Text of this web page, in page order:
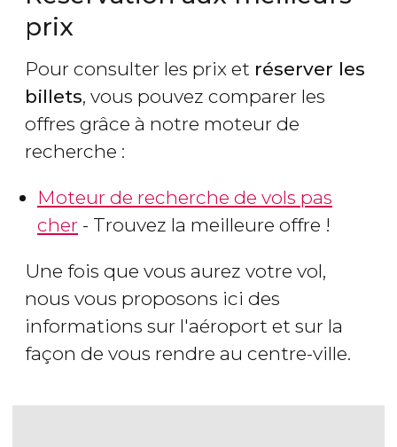
prix
Pour consulter les prix et réserver les
billets, vous pouvez comparer les
offres grâce à notre moteur de
recherche :
Moteur de recherche de vols pas
cher - Trouvez la meilleure offre !
Une fois que vous aurez votre vol,
nous vous proposons ici des
informations sur l'aéroport et sur la
façon de vous rendre au centre-ville.